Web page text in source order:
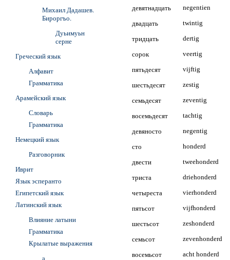
девятнадцать negentien
двадцать twintig
тридцать dertig
сорок veertig
пятьдесят vijftig
шестьдесят zestig
семьдесят zeventig
восемьдесят tachtig
девяносто negentig
сто honderd
двести tweehonderd
триста driehonderd
четыреста vierhonderd
пятьсот vijfhonderd
шестьсот zeshonderd
семьсот zevenhonderd
восемьсот acht honderd
Михаил Дадашев.
Бироргъо.
Дуьимуьн
серне
Греческий язык
Алфавит
Грамматика
Арамейский язык
Словарь
Грамматика
Немецкий язык
Разговорник
Иврит
Язык эсперанто
Египетский язык
Латинский язык
Влияние латыни
Грамматика
Крылатые выражения
a